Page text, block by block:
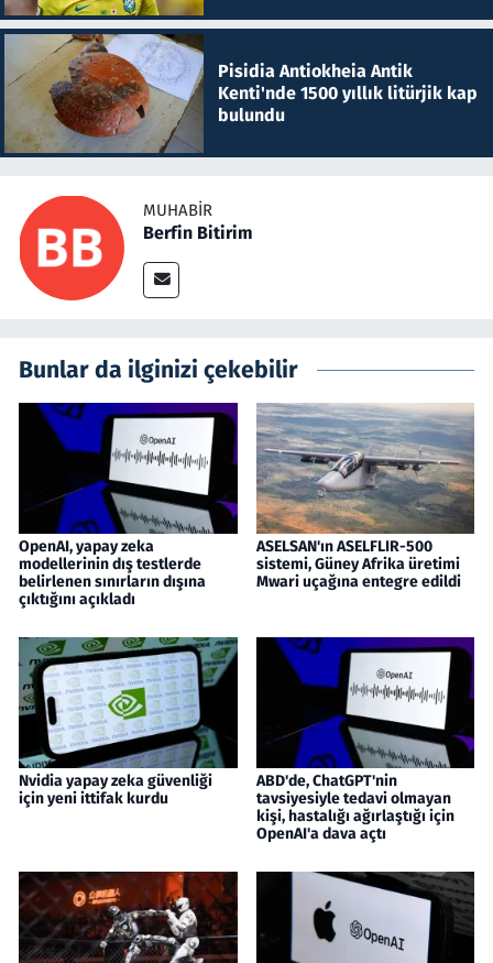
Pisidia Antiokheia Antik
Kenti'nde 1500 yıllık litürjik kap
bulundu
MUHABIR
Berfin Bitirim
Bunlar da ilginizi çekebilir
OpenAI, yapay zeka
modellerinin dış testlerde
belirlenen sınırların dışına
çıktığını açıkladı
ASELSAN'ın ASELFLIR-500
sistemi, Güney Afrika üretimi
Mwari uçağına entegre edildi
Nvidia yapay zeka güvenliği
için yeni ittifak kurdu
ABD'de, ChatGPT'nin
tavsiyesiyle tedavi olmayan
kişi, hastalığı ağırlaştığı için
OpenAI'a dava açtı